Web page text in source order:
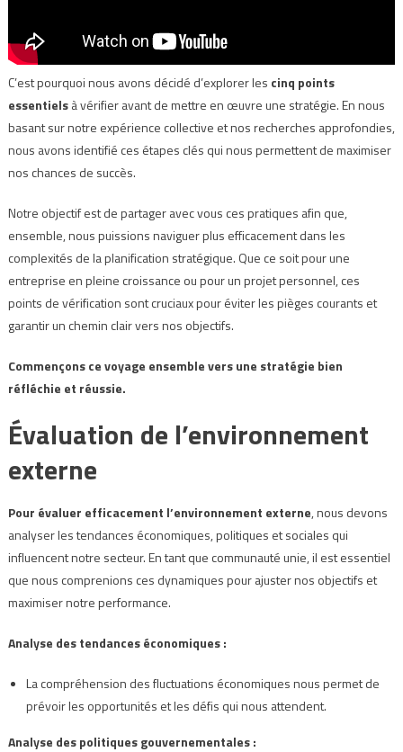
C’est pourquoi nous avons décidé d’explorer les cinq points
essentielsà vérifier avant de mettre en œuvre une stratégie. En nous
basant sur notre expérience collective et nos recherches approfondies,
nous avons identifié ces étapes clés qui nous permettent de maximiser
nos chances de succès.
Notre objectif est de partager avec vous ces pratiques afin que,
ensemble, nous puissions naviguer plus efficacement dans les
complexités de la planification stratégique. Que ce soit pour une
entreprise en pleine croissance ou pour un projet personnel, ces
points de vérification sont cruciaux pour éviter les pièges courants et
garantir un chemin clair vers nos objectifs.
Commençons ce voyage ensemble vers une stratégie bien
réfléchie et réussie.
Évaluation de l’environnement
externe
Pour évaluer efficacement l’environnement externe, nous devons
analyser les tendances économiques, politiques et sociales qui
influencent notre secteur. En tant que communauté unie, il est essentiel
que nous comprenions ces dynamiques pour ajuster nos objectifs et
maximiser notre performance.
Analyse des tendances économiques :
La compréhension des fluctuations économiques nous permet de
prévoir les opportunités et les défis qui nous attendent.
Analyse des politiques gouvernementales :